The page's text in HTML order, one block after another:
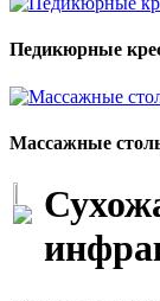
Педикюрные
Массажные